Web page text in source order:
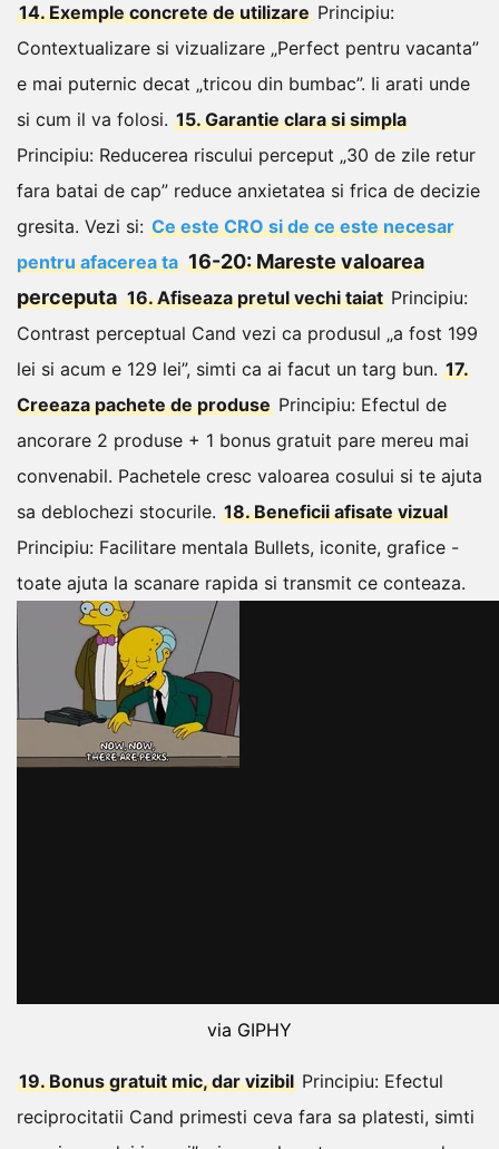
14. Exemple concrete de utilizare Principiu:
Contextualizare si vizualizare „Perfect pentru vacanta”
e mai puternic decat „tricou din bumbac”. Ii arati unde
si cum il va folosi. 15. Garantie clara si simpla
Principiu: Reducerea riscului perceput „30 de zile retur
fara batai de cap” reduce anxietatea si frica de decizie
gresita. Vezi si: Ce este CRO si de ce este necesar
pentru afacerea ta 16-20: Mareste valoarea
perceputa 16. Afiseaza pretul vechi taiat Principiu:
Contrast perceptual Cand vezi ca produsul „a fost 199
lei si acum e 129 lei”, simti ca ai facut un targ bun. 17.
Creeaza pachete de produse Principiu: Efectul de
ancorare 2 produse + 1 bonus gratuit pare mereu mai
convenabil. Pachetele cresc valoarea cosului si te ajuta
sa deblochezi stocurile. 18. Beneficii afisate vizual
Principiu: Facilitare mentala Bullets, iconite, grafice -
toate ajuta la scanare rapida si transmit ce conteaza.
via GIPHY
19. Bonus gratuit mic, dar vizibil Principiu: Efectul
reciprocitatii Cand primesti ceva fara sa platesti, simti